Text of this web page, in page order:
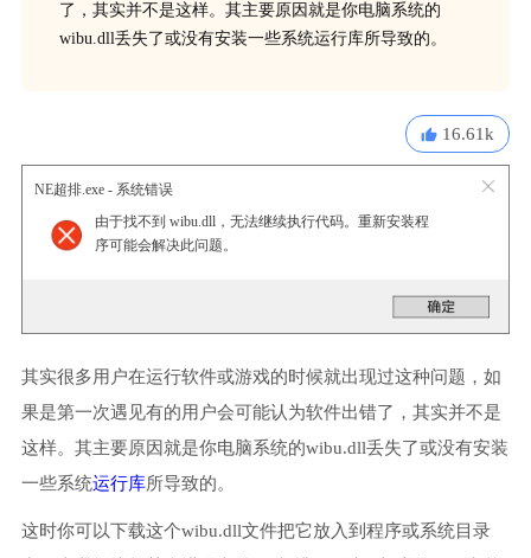
了，其实并不是这样。其主要原因就是你电脑系统的
wibu.dll丢失了或没有安装一些系统运行库所导致的。
16.61k
NE超排.exe - 系统错误
由于找不到 wibu.dll，无法继续执行代码。重新安装程
序可能会解决此问题。
其实很多用户在运行软件或游戏的时候就出现过这种问题，如
果是第一次遇见有的用户会可能认为软件出错了，其实并不是
这样。其主要原因就是你电脑系统的wibu.dll丢失了或没有安装
一些系统运行库所导致的。
这时你可以下载这个wibu.dll文件把它放入到程序或系统目录